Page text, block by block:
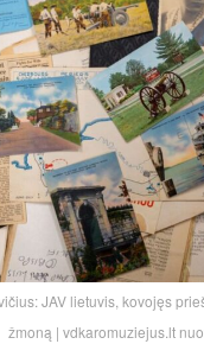
JAV lietuvis, kovojęs
žmoną | vdkaromuziejus.lt